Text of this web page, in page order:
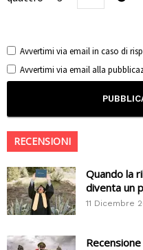
Avvertimi via email in caso di
Avvertimi via email alla
RECENSIONI
Quando la
diventa un
11 Dicembre